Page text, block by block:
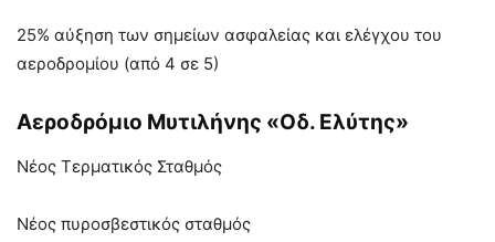
25% αύξηση των σημείων ασφαλείας και ελέγχου του
αεροδρομίου (από 4 σε 5)
Αεροδρόμιο Μυτιλήνης «Οδ. Ελύτης»
Νέος Τερματικός Σταθμός
Νέος πυροσβεστικός σταθμός